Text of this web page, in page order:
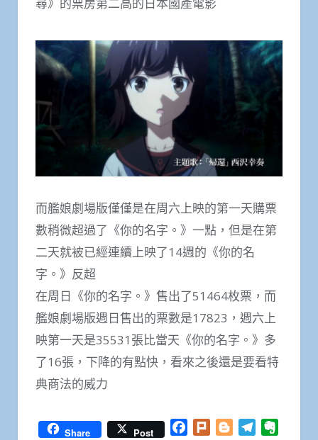
尋》的票房第二高的日本國產電影
而艦娘劇場版僅僅是在周六上映的第一天購票
數稍微超過了《你的名字。》一點，但是在第
二天就被已經連續上映了14週的《你的名
字。》反超
在周日《你的名字。》售出了51464枚票，而
艦娘劇場版週日售出的票數是17823，週六上
映第一天是35531張比當天《你的名字。》多
了16張，下降的有點快，看來之後還是要看特
典商法的威力
Share Post Facebook
Plurk BloggerTelegram